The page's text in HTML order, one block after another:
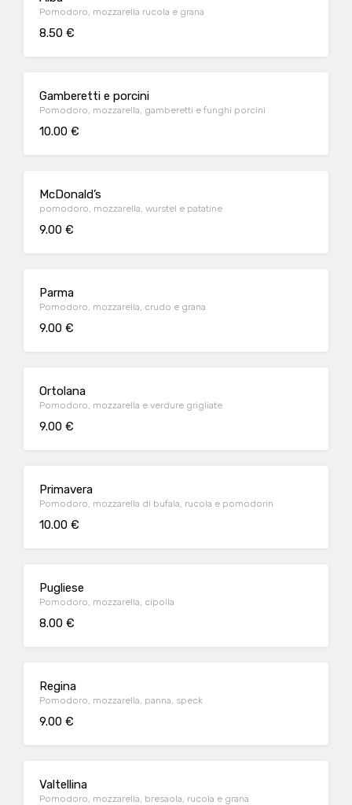
Pomodoro, mozzarella rucola e grana
8.50 €
Gamberetti e porcini
Pomodoro, mozzarella, gamberetti e funghi porcini
10.00 €
McDonald’s
pomodoro, mozzarella, wurstel e patatine
9.00 €
Parma
Pomodoro, mozzarella, crudo e grana
9.00 €
Ortolana
Pomodoro, mozzarella e verdure grigliate
9.00 €
Primavera
Pomodoro, mozzarella di bufala, rucola e pomodorin
10.00 €
Pugliese
Pomodoro, mozzarella, cipolla
8.00 €
Regina
Pomodoro, mozzarella, panna, speck
9.00 €
Valtellina
Pomodoro, mozzarella, bresaola, rucola e grana